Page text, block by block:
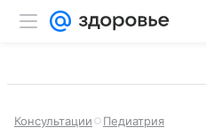
Консультации Педиатрия